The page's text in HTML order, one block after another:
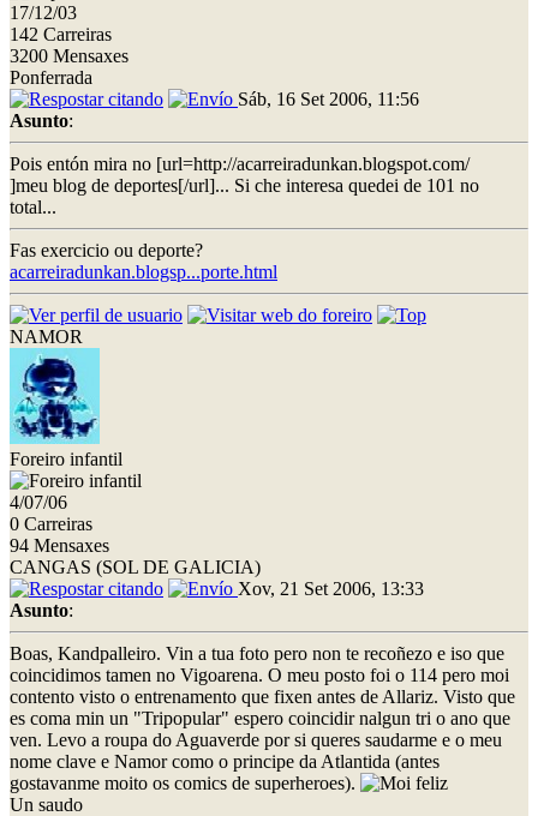
17/12/03
142 Carreiras
3200 Mensaxes
Ponferrada
Sáb, 16 Set 2006, 11:56
Asunto:
Pois entón mira no [url=http://acarreiradunkan.blogspot.com/
]meu blog de deportes[/url]... Si che interesa quedei de 101 no
total...
Fas exercicio ou deporte?
acarreiradunkan.blogsp...porte.html
NAMOR
Foreiro infantil
4/07/06
0 Carreiras
94 Mensaxes
CANGAS (SOL DE GALICIA)
Xov, 21 Set 2006, 13:33
Asunto:
Boas, Kandpalleiro. Vin a tua foto pero non te recoñezo e iso que
coincidimos tamen no Vigoarena. O meu posto foi o 114 pero moi
contento visto o entrenamento que fixen antes de Allariz. Visto que
es coma min un "Tripopular" espero coincidir nalgun tri o ano que
ven. Levo a roupa do Aguaverde por si queres saudarme e o meu
nome clave e Namor como o principe da Atlantida (antes
gostavanme moito os comics de superheroes).
Un saudo